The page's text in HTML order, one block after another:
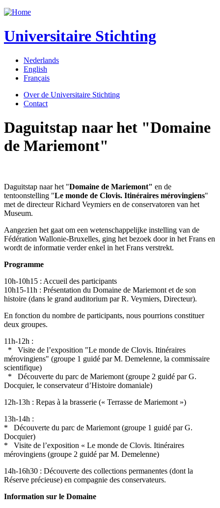
Jump to navigation
Universitaire Stichting
Nederlands
English
Français
Over de Universitaire Stichting
Contact
Daguitstap naar het "Domaine
de Mariemont"
Daguitstap naar het "Domaine de Mariemont" en de
tentoonstelling "Le monde de Clovis. Itinéraires mérovingiens"
met de directeur Richard Veymiers en de conservatoren van het
Museum.
Aangezien het gaat om een wetenschappelijke instelling van de
Fédération Wallonie-Bruxelles, ging het bezoek door in het Frans en
wordt de informatie verder enkel in het Frans verstrekt.
Programme
10h-10h15 : Accueil des participants
10h15-11h : Présentation du Domaine de Mariemont et de son
histoire (dans le grand auditorium par R. Veymiers, Directeur).
En fonction du nombre de participants, nous pourrions constituer
deux groupes.
11h-12h :
* Visite de l’exposition "Le monde de Clovis. Itinéraires
mérovingiens" (groupe 1 guidé par M. Demelenne, la commissaire
scientifique)
* Découverte du parc de Mariemont (groupe 2 guidé par G.
Docquier, le conservateur d’Histoire domaniale)
12h-13h : Repas à la brasserie (« Terrasse de Mariemont »)
13h-14h :
* Découverte du parc de Mariemont (groupe 1 guidé par G.
Docquier)
* Visite de l’exposition « Le monde de Clovis. Itinéraires
mérovingiens (groupe 2 guidé par M. Demelenne)
14h-16h30 : Découverte des collections permanentes (dont la
Réserve précieuse) en compagnie des conservateurs.
Information sur le Domaine